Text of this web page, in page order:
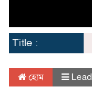
Title :
হোম